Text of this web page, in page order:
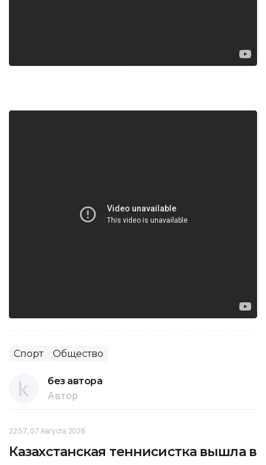
Спорт Общество
без автора
Автор
22:57, 07 Августа 2026
Казахстанская теннисистка вышла в